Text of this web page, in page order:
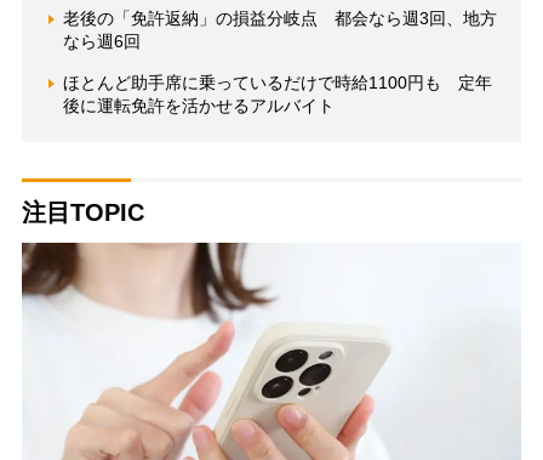
老後の「免許返納」の損益分岐点 都会なら週3回、地方
なら週6回
ほとんど助手席に乗っているだけで時給1100円も 定年
後に運転免許を活かせるアルバイト
注目TOPIC